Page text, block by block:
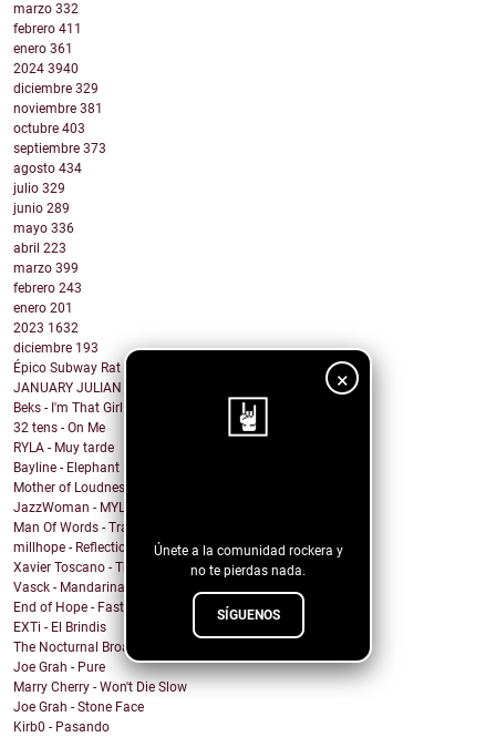
×
Únete a la comunidad rockera y
no te pierdas nada.
SÍGUENOS
marzo 332
febrero 411
enero 361
2024 3940
diciembre 329
noviembre 381
octubre 403
septiembre 373
agosto 434
julio 329
junio 289
mayo 336
abril 223
marzo 399
febrero 243
enero 201
2023 1632
diciembre 193
Épico Subway Rat nos regala una obra de arte para ...
JANUARY JULIAN - KIDS WITH GUNS
Beks - I'm That Girl
32 tens - On Me
RYLA - Muy tarde
Bayline - Elephant
Mother of Loudness - Not Yet But Soon
JazzWoman - MYLOVAH
Man Of Words - Translation Lost
millhope - Reflection
Xavier Toscano - The City Said
Vasck - Mandarina
End of Hope - Fastball
EXTi - El Brindis
The Nocturnal Broadcast - Insomnia
Joe Grah - Pure
Marry Cherry - Won't Die Slow
Joe Grah - Stone Face
Kirb0 - Pasando